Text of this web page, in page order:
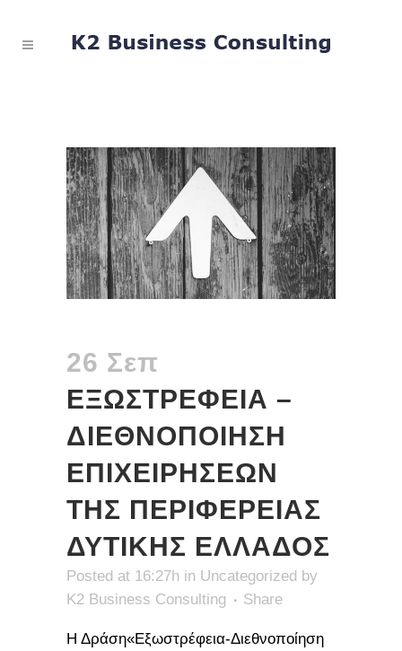
26 Σεπ
ΕΞΩΣΤΡΕΦΕΙΑ –
ΔΙΕΘΝΟΠΟΙΗΣΗ
ΕΠΙΧΕΙΡΗΣΕΩΝ
ΤΗΣ ΠΕΡΙΦΕΡΕΙΑΣ
ΔΥΤΙΚΗΣ ΕΛΛΑΔΟΣ
Posted at 16:27h in Uncategorized by
K2 Business Consulting
Share
Η Δράση«Εξωστρέφεια-Διεθνοποίηση